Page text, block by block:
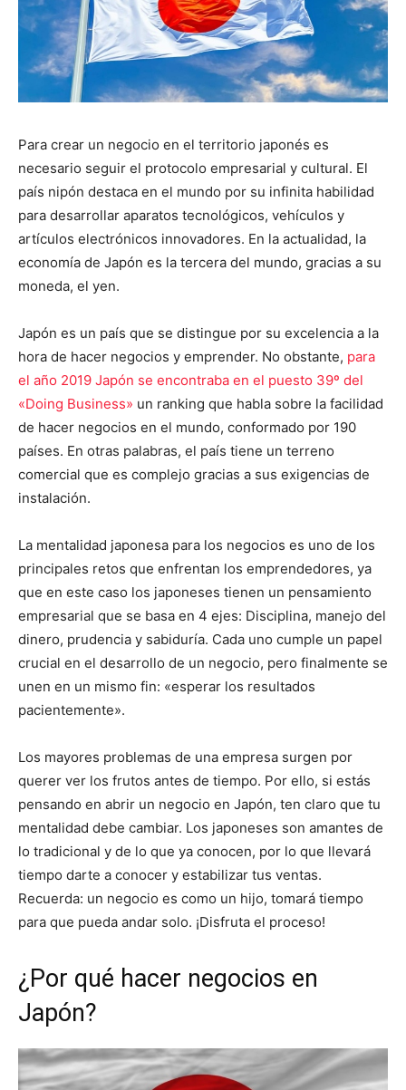
Para crear un negocio en el territorio japonés es
necesario seguir el protocolo empresarial y cultural. El
país nipón destaca en el mundo por su infinita habilidad
para desarrollar aparatos tecnológicos, vehículos y
artículos electrónicos innovadores. En la actualidad, la
economía de Japón es la tercera del mundo, gracias a su
moneda, el yen.
Japón es un país que se distingue por su excelencia a la
hora de hacer negocios y emprender. No obstante, para
el año 2019 Japón se encontraba en el puesto 39º del
«Doing Business» un ranking que habla sobre la facilidad
de hacer negocios en el mundo, conformado por 190
países. En otras palabras, el país tiene un terreno
comercial que es complejo gracias a sus exigencias de
instalación.
La mentalidad japonesa para los negocios es uno de los
principales retos que enfrentan los emprendedores, ya
que en este caso los japoneses tienen un pensamiento
empresarial que se basa en 4 ejes: Disciplina, manejo del
dinero, prudencia y sabiduría. Cada uno cumple un papel
crucial en el desarrollo de un negocio, pero finalmente se
unen en un mismo fin: «esperar los resultados
pacientemente».
Los mayores problemas de una empresa surgen por
querer ver los frutos antes de tiempo. Por ello, si estás
pensando en abrir un negocio en Japón, ten claro que tu
mentalidad debe cambiar. Los japoneses son amantes de
lo tradicional y de lo que ya conocen, por lo que llevará
tiempo darte a conocer y estabilizar tus ventas.
Recuerda: un negocio es como un hijo, tomará tiempo
para que pueda andar solo. ¡Disfruta el proceso!
¿Por qué hacer negocios en
Japón?